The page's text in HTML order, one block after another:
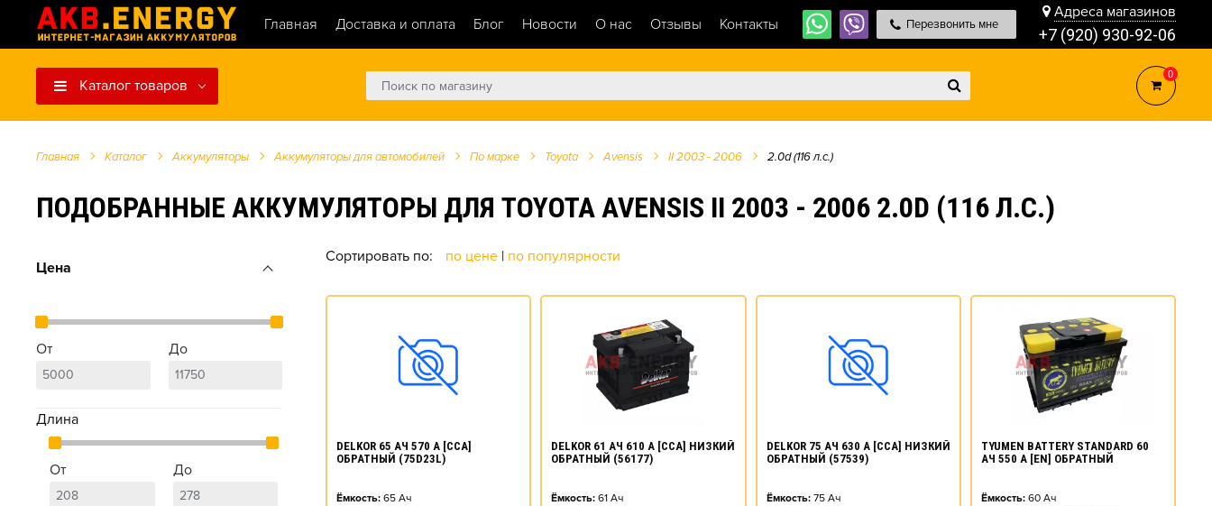
Главная Доставка и оплата Блог Новости О нас Отзывы Контакты Перезвонить мне
Адреса магазинов
+7 (920) 930-92-06
Каталог товаров
0
Главная Каталог Аккумуляторы Аккумуляторы для автомобилей По марке Toyota Avensis II 2003 - 2006 2.0d (116 л.с.)
ПОДОБРАННЫЕ АККУМУЛЯТОРЫ ДЛЯ TOYOTA AVENSIS II 2003 - 2006 2.0D (116 Л.С.)
Цена
От До
Длина
От До
Сортировать по: по цене | по популярности
DELKOR 65 АЧ 570 А [CCA]
ОБРАТНЫЙ (75D23L)
Ёмкость: 65 Ач
DELKOR 61 АЧ 610 А [CCA] НИЗКИЙ
ОБРАТНЫЙ (56177)
Ёмкость: 61 Ач
DELKOR 75 АЧ 630 А [CCA] НИЗКИЙ
ОБРАТНЫЙ (57539)
Ёмкость: 75Ач
TYUMEN BATTERY STANDARD 60
АЧ 550 А [EN] ОБРАТНЫЙ
Ёмкость: 60Ач